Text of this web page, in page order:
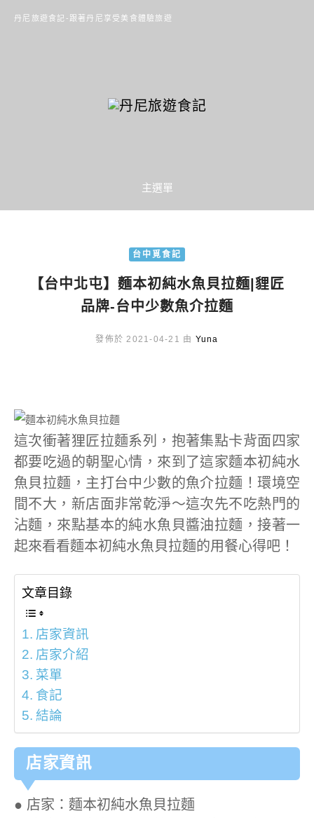
丹尼旅遊食記-跟著丹尼享受美食體驗旅遊
主選單
台中覓食記
【台中北屯】麵本初純水魚貝拉麵|貍匠
品牌-台中少數魚介拉麵
發佈於 2021-04-21 由 Yuna
這次衝著狸匠拉麵系列，抱著集點卡背面四家
都要吃過的朝聖心情，來到了這家麵本初純水
魚貝拉麵，主打台中少數的魚介拉麵！環境空
間不大，新店面非常乾淨～這次先不吃熱門的
沾麵，來點基本的純水魚貝醬油拉麵，接著一
起來看看麵本初純水魚貝拉麵的用餐心得吧！
文章目錄
店家資訊
店家介紹
菜單
食記
結論
店家資訊
● 店家：麵本初純水魚貝拉麵